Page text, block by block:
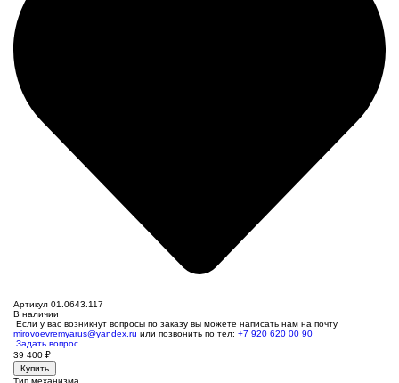
Артикул 01.0643.117
В наличии
Если у вас возникнут вопросы по заказу вы можете написать нам на почту
mirovoevremyarus@yandex.ru или позвонить по тел: +7 920 620 00 90
Задать вопрос
39 400 ₽
Купить
Тип механизма